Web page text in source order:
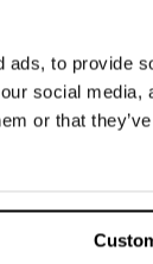
to provide
social
or that
95,00 zł
259,00 zł -63%
Najniższa cena z 30 dni